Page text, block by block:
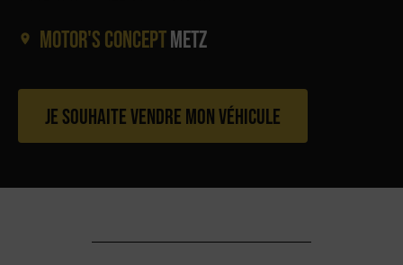
Motor's conceptMetz
Je souhaite vendre mon véhicule